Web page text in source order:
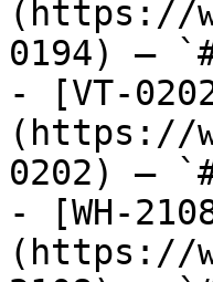
(https://
0194) —
- [VT-
(https://
0202) —
- [WH-
(https://